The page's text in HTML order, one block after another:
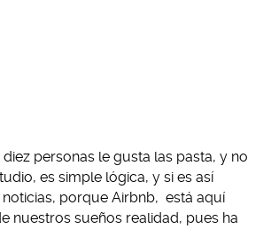
personas le gusta las pasta, y no
es simple lógica, y si es así
porque Airbnb, está aquí
nuestros sueños realidad, pues ha